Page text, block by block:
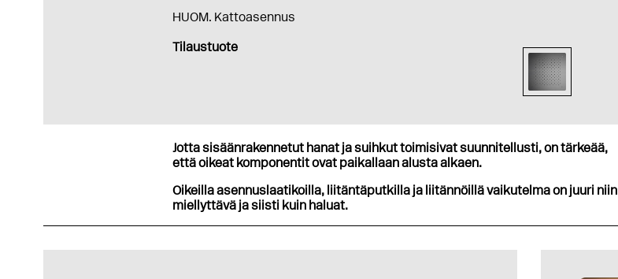
HUOM. Kattoasennus
Tilaustuote
Jotta sisäänrakennetut hanat ja suihkut toimisivat suunnitellusti, on tärkeää,
että oikeat komponentit ovat paikallaan alusta alkaen.
Oikeilla asennuslaatikoilla, liitäntäputkilla ja liitännöillä vaikutelma on juuri niin
miellyttävä ja siisti kuin haluat.